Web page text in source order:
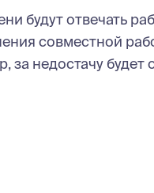
будут отвечать
совместной
недостачу будет